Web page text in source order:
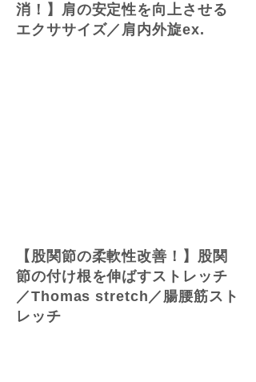
消！】肩の安定性を向上させる
エクササイズ／肩内外旋ex.
【股関節の柔軟性改善！】股関
節の付け根を伸ばすストレッチ
／Thomas stretch／腸腰筋スト
レッチ